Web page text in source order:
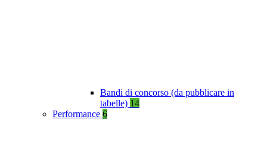
Bandi di concorso (da pubblicare in
tabelle) 14
Performance 6